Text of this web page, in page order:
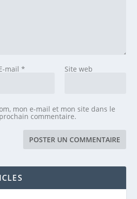
mail * Site web
mon e-mail et mon site dans le
commentaire.